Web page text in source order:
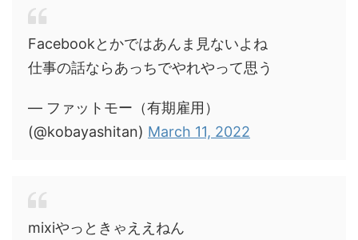
Facebookとかではあんま見ないよね
仕事の話ならあっちでやれやって思う
— ファットモー（有期雇用）
(@kobayashitan) March 11, 2022
mixiやっときゃええねん